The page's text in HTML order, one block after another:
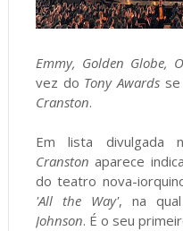
Emmy, Golden Globe,
vez do Tony Awards
Cranston.
Em lista
Cranston aparece
do teatro nova-
'All the Way', na
Johnson. É o seu